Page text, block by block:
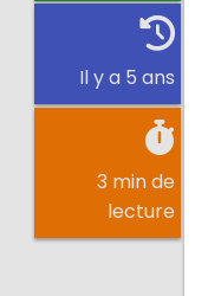
Il y a 5 ans
3 min de
lecture